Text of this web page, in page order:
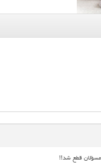
مسؤلان قطع شد!!